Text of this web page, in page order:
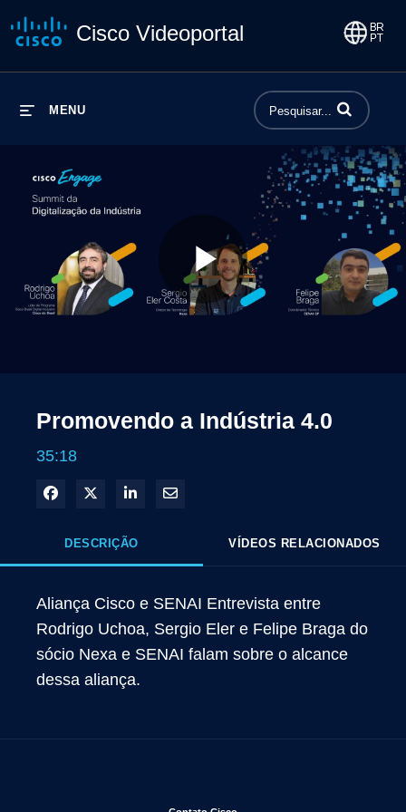
Cisco Videoportal
MENU Insira termos
Play
Promovendo a Indústria 4.0
35:18
Compartilhar no Facebook
Compartilhar no X
Compartilhar no LinkedIn
Compartilhar por e-mail
DESCRIÇÃO VÍDEOS RELACIONADOS
Aliança Cisco e SENAI Entrevista entre
Rodrigo Uchoa, Sergio Eler e Felipe Braga do
sócio Nexa e SENAI falam sobre o alcance
dessa aliança.